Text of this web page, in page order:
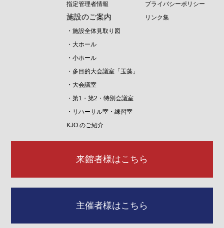
指定管理者情報
施設のご案内
・施設全体見取り図
・大ホール
・小ホール
・多目的大会議室「玉藻」
・大会議室
・第1・第2・特別会議室
・リハーサル室・練習室
KJO のご紹介
プライバシーポリシー
リンク集
来館者様はこちら
主催者様はこちら